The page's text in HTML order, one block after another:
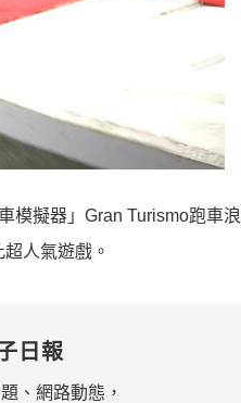
模擬器」Gran Turismo跑車
人氣遊戲。
日報
、網路動態，